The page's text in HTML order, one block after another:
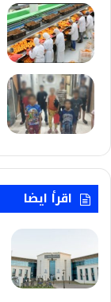
اقرأ ايضا